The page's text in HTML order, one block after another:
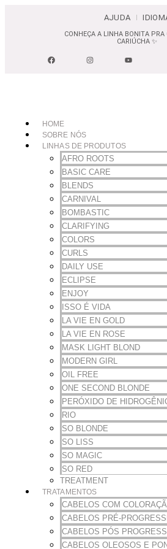
AJUDA
CONHEÇA A LINHA BONITA PRA
CARIÚCHA ✨
HOME
SOBRE NÓS
LINHAS DE PRODUTOS
AFRO ROOTS
BASIC CARE
BLENDS
CARNIVAL
BOMBASTIC
CLARIFYING
COLORS
CURLS
DAILY USE
ECLIPSE
ENJOY
ISSO É VIDA
LA VIE EN GOLD
LA VIE EN ROSE
MASK LIGHT BLOND
MODERN GIRL
OIL FREE
ONE SECOND BLONDE
PERÓXIDO DE
RIO
SO BLONDE
SO LISS
SO MAGIC
SO RED
TREATMENT
TRATAMENTOS
CABELOS COM
CABELOS PRÉ-
CABELOS PÓS
CABELOS OLEOSOS E